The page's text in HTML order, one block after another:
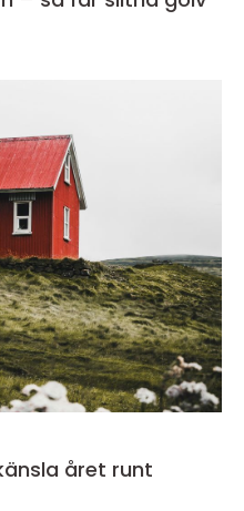
fjällkänsla året runt